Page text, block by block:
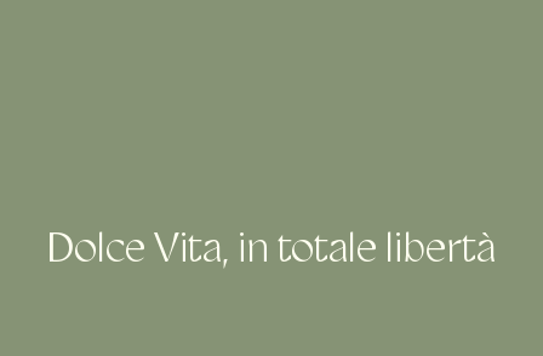
Dolce Vita, in totale libertà